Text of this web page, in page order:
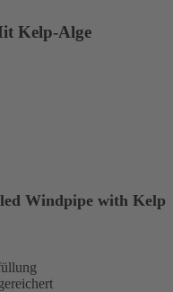
Kelp-Alge
Windpipe with Kelp